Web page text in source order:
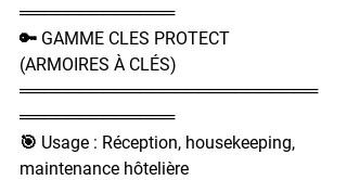
═════════════
🔑 GAMME CLES PROTECT
(ARMOIRES À CLÉS)
═════════════════════════
═════════════
🎯 Usage : Réception, housekeeping,
maintenance hôtelière